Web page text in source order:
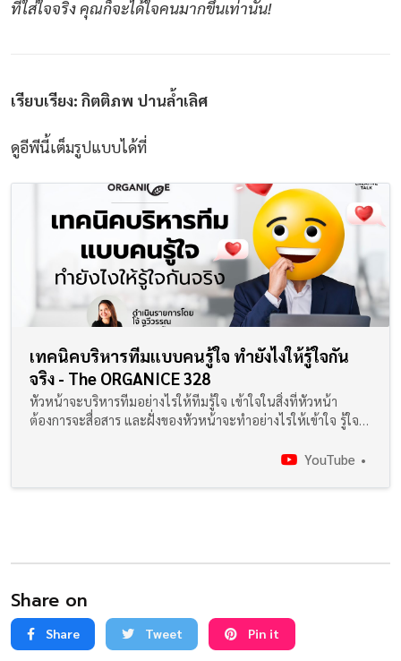
ที่ใส่ใจจริง คุณก็จะได้ใจคนมากขึ้นเท่านั้น!
เรียบเรียง: กิตติภพ ปานล้ำเลิศ
ดูอีพีนี้เต็มรูปแบบได้ที่
เทคนิคบริหารทีมแบบคนรู้ใจ ทำยังไงให้รู้ใจกัน
จริง - The ORGANICE 328
หัวหน้าจะบริหารทีมอย่างไรให้ทีมรู้ใจ เข้าใจในสิ่งที่หัวหน้า
ต้องการจะสื่อสาร และฝั่งของหัวหน้าจะทำอย่างไรให้เข้าใจ รู้ใจ
YouTube
Share on
Share Tweet Pin it